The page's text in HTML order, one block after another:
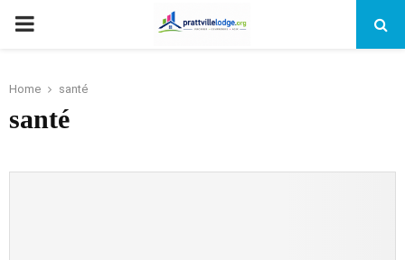
PRIMARY
Home santé
santé